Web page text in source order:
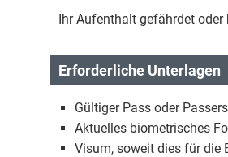
Ihr Aufenthalt gefährdet
Erforderliche Unterlagen
Gültiger Pass oder
Aktuelles biometrisches
Visum, soweit dies für die